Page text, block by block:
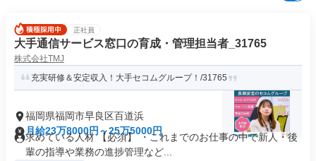
正社員
大手通信サービス窓口の育成・管理担当者_31765
株式会社TMJ
充実研修＆安定収入！大手セコムグループ！/31765
福岡県福岡市早良区百道浜
月給23万8000円～25万5000円
求めている人材 【必須】 ・これまでのお仕事の中で新人・後
輩の指導や業務の進捗管理など...